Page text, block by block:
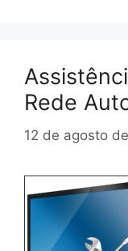
Rede
12 de agosto